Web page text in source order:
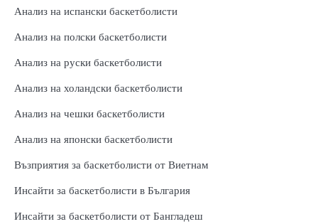
Анализ на испански баскетболисти
Анализ на полски баскетболисти
Анализ на руски баскетболисти
Анализ на холандски баскетболисти
Анализ на чешки баскетболисти
Анализ на японски баскетболисти
Възприятия за баскетболисти от Виетнам
Инсайти за баскетболисти в България
Инсайти за баскетболисти от Бангладеш